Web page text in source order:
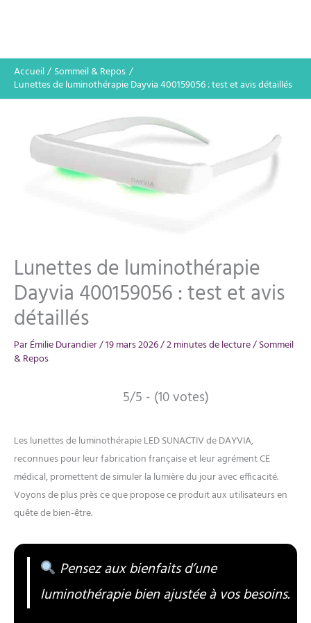
Accueil
Sommeil & Repos
Lunettes de luminothérapie Dayvia 400159056 : test et avis détaillés
Lunettes de luminothérapie
Dayvia 400159056 : test et avis
détaillés
ParÉmilie Durandier/19 mars 2026/2 minutes de lecture/Sommeil
& Repos
5/5 - (10 votes)
Les lunettes de luminothérapie LED SUNACTIV de DAYVIA,
reconnues pour leur fabrication française et leur agrément CE
médical, promettent de simuler la lumière du jour avec efficacité.
Voyons de plus près ce que propose ce produit aux utilisateurs en
quête de bien-être.
Pensez aux bienfaits d’une
luminothérapie bien ajustée à vos besoins.